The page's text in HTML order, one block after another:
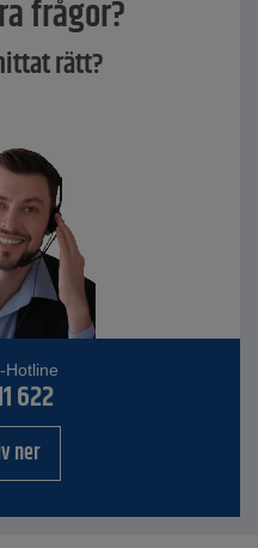
frågor?
rätt?
Hotline
622
ner